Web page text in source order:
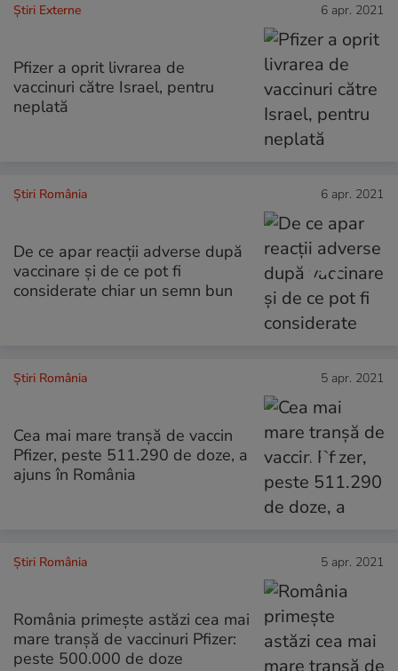
Știri Externe 6 apr. 2021
Pfizer a oprit livrarea de
vaccinuri către Israel, pentru
neplată
Știri România 6 apr. 2021
De ce apar reacții adverse după
vaccinare și de ce pot fi
considerate chiar un semn bun
Știri România 5 apr. 2021
Cea mai mare tranșă de vaccin
Pfizer, peste 511.290 de doze, a
ajuns în România
Știri România 5 apr. 2021
România primește astăzi cea mai
mare tranșă de vaccinuri Pfizer:
peste 500.000 de doze